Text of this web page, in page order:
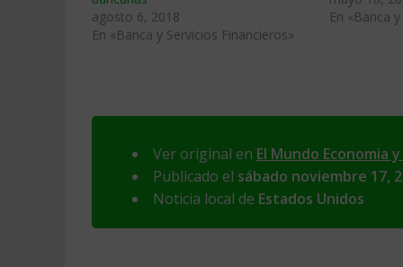
agosto 6, 2018
En «Banca y Servicios Financieros»
En «Banca
Ver original en El Mundo Economia
Publicado el sábado noviembre 17,
Noticia local de Estados Unidos